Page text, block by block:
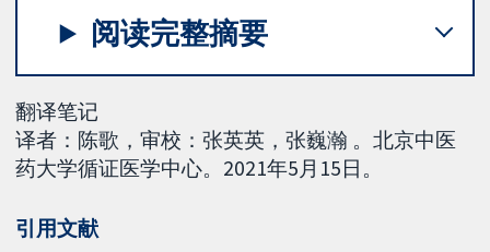
阅读完整摘要
翻译笔记
译者：陈歌，审校：张英英，张巍瀚 。北京中医
药大学循证医学中心。2021年5月15日。
引用文献